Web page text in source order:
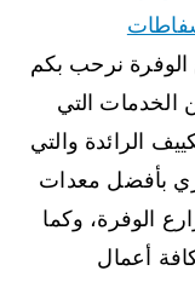
نرحب بكم
الخدمات التي
الرائدة والتي
بأفضل معدات
الوفرة، وكما
أعمال